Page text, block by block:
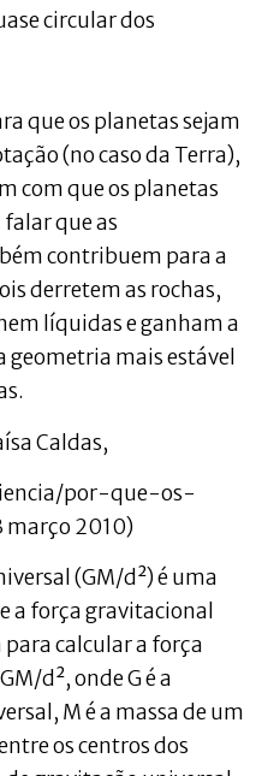
circular dos
que os planetas sejam
(no caso da Terra),
com que os planetas
que as
contribuem para a
derretem as rochas,
líquidas e ganham a
geometria mais estável
Caldas,
por-que-os-
2010)
(GM/d²) é uma
a força gravitacional
calcular a força
d², onde G é a
M é a massa de um
os centros dos